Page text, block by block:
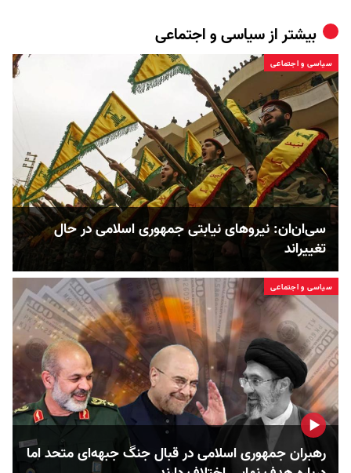
بیشتر ازسیاسی و اجتماعی
سیاسی و اجتماعی
سی‌ان‌ان: نیروهای نیابتی جمهوری اسلامی در حال
تغییر‌اند
سیاسی و اجتماعی
رهبران جمهوری اسلامی در قبال جنگ جبهه‌ای متحد اما